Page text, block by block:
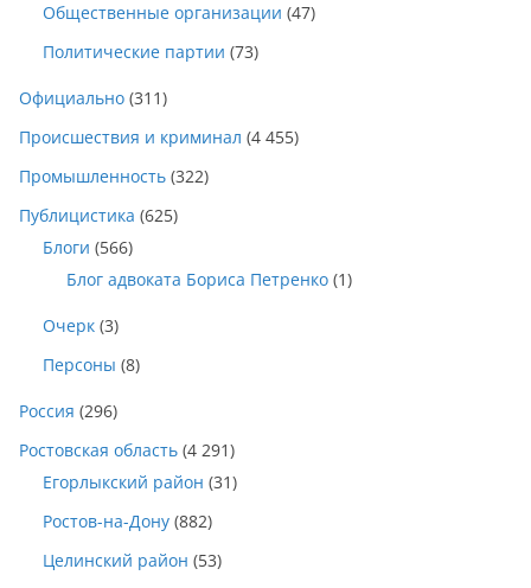
Общественные организации (47)
Политические партии (73)
Официально (311)
Происшествия и криминал (4 455)
Промышленность (322)
Публицистика (625)
Блоги (566)
Блог адвоката Бориса Петренко (1)
Очерк (3)
Персоны (8)
Россия (296)
Ростовская область (4 291)
Егорлыкский район (31)
Ростов-на-Дону (882)
Целинский район (53)